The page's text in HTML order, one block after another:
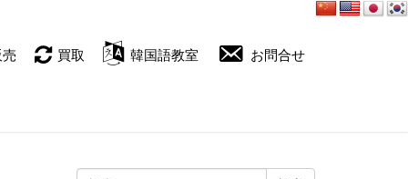
買取 韓国語教室 お問合せ